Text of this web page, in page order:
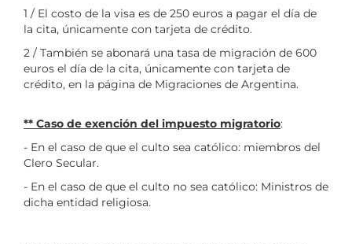
1 / El costo de la visa es de 250 euros a pagar el día de
la cita, únicamente con tarjeta de crédito.
2 / También se abonará una tasa de migración de 600
euros el día de la cita, únicamente con tarjeta de
crédito, en la página de Migraciones de Argentina.
** Caso de exención del impuesto migratorio:
- En el caso de que el culto sea católico: miembros del
Clero Secular.
- En el caso de que el culto no sea católico: Ministros de
dicha entidad religiosa.